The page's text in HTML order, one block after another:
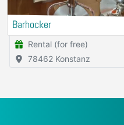
Barhocker
Rental (for free)
78462 Konstanz